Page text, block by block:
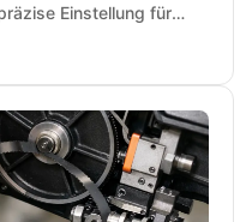
Einstellung für